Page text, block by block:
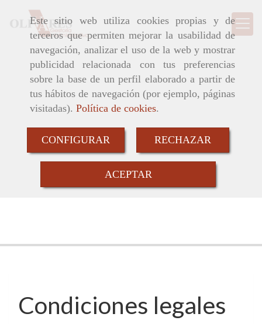
Este sitio web utiliza cookies propias y de
terceros que permiten mejorar la usabilidad de
navegación, analizar el uso de la web y mostrar
publicidad relacionada con tus preferencias
sobre la base de un perfil elaborado a partir de
tus hábitos de navegación (por ejemplo, páginas
visitadas). Política de cookies.
CONFIGURAR RECHAZAR
ACEPTAR
Condiciones legales